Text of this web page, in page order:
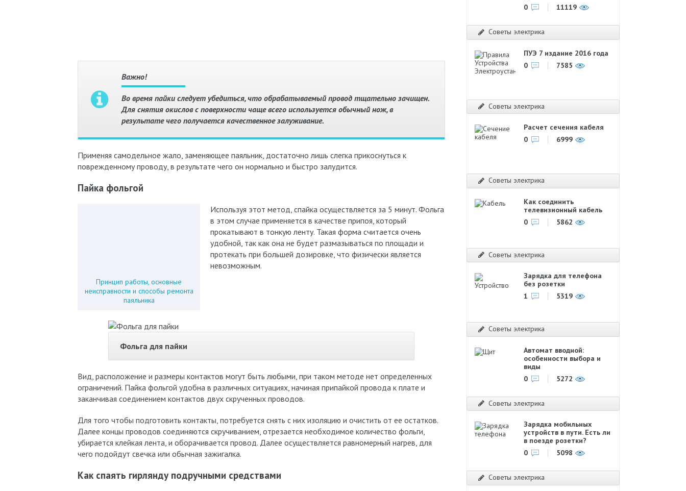
Важно!
Во время пайки следует убедиться, что обрабатываемый провод тщательно зачищен.
Для снятия окислов с поверхности чаще всего используется обычный нож, в
результате чего получается качественное залуживание.
Применяя самодельное жало, заменяющее паяльник, достаточно лишь слегка прикоснуться к
поврежденному проводу, в результате чего он нормально и быстро залудится.
Пайка фольгой
Принцип работы, основные
неисправности и способы ремонта
паяльника
Используя этот метод, спайка осуществляется за 5 минут. Фольга
в этом случае применяется в качестве припоя, который
прокатывают в тонкую ленту. Такая форма считается очень
удобной, так как она не будет размазываться по площади и
протекать при большей дозировке, что физически является
невозможным.
Фольга для пайки
Вид, расположение и размеры контактов могут быть любыми, при таком методе нет определенных
ограничений. Пайка фольгой удобна в различных ситуациях, начиная припайкой провода к плате и
заканчивая соединением контактов двух скрученных проводов.
Для того чтобы подготовить контакты, потребуется снять с них изоляцию и очистить от ее остатков.
Далее концы проводов соединяются скручиванием, отрезается необходимое количество фольги,
убирается клейкая лента, и оборачивается провод. Далее осуществляется равномерный нагрев, для
чего подойдут свечка или обычная зажигалка.
Как спаять гирлянду подручными средствами
0
11119
Советы электрика
ПУЭ 7 издание 2016 года
0
7585
Советы электрика
Расчет сечения кабеля
0
6999
Советы электрика
Как соединить
телевизионный кабель
0
5862
Советы электрика
Зарядка для телефона
без розетки
1
5319
Советы электрика
Автомат вводной:
особенности выбора и
виды
0
5272
Советы электрика
Зарядка мобильных
устройств в пути. Есть ли
в поезде розетки?
0
5098
Советы электрика